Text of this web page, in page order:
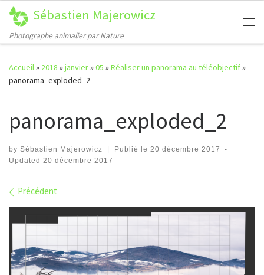
Passer au contenu
Sébastien Majerowicz
Photographe animalier par Nature
Accueil» 2018 »janvier»05 »Réaliser un panorama au téléobjectif»
panorama_exploded_2
panorama_exploded_2
by Sébastien Majerowicz | Publié le 20 décembre 2017
-
Updated 20 décembre 2017
Navigation des images
Précédent